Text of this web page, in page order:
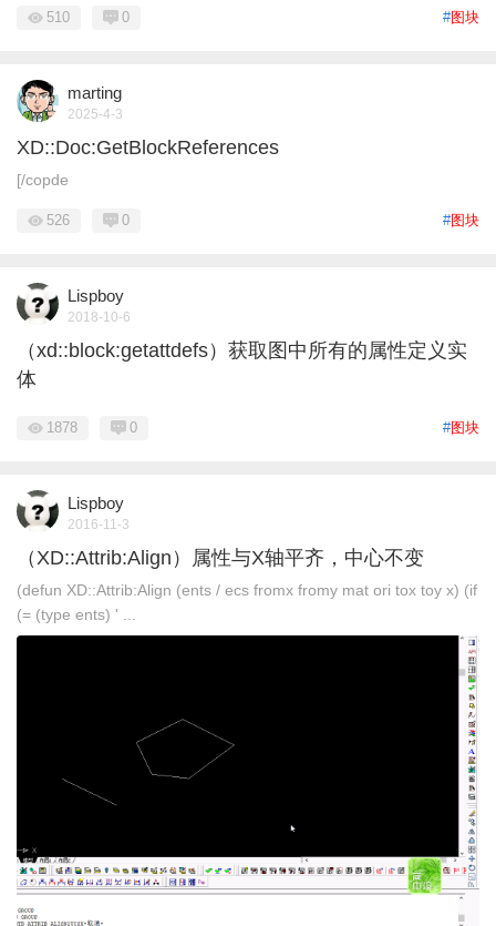
#图块
510 0
marting
2025-4-3
XD::Doc:GetBlockReferences
[/copde
#图块
526 0
Lispboy
2018-10-6
（xd::block:getattdefs）获取图中所有的属性定义实
体
#图块
1878 0
Lispboy
2016-11-3
（XD::Attrib:Align）属性与X轴平齐，中心不变
(defun XD::Attrib:Align (ents / ecs fromx fromy mat ori tox toy x) (if
(= (type ents) ' ...